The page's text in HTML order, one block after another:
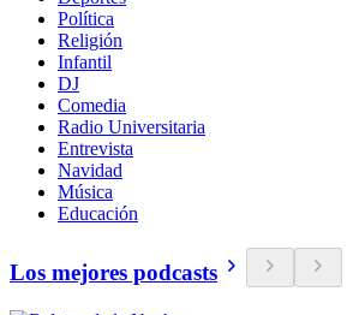
Política
Religión
Infantil
DJ
Comedia
Radio Universitaria
Entrevista
Navidad
Música
Educación
Los mejores podcasts